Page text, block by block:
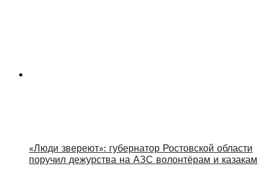
«Люди звереют»: губернатор Ростовской области
поручил дежурства на АЗС волонтёрам и казакам